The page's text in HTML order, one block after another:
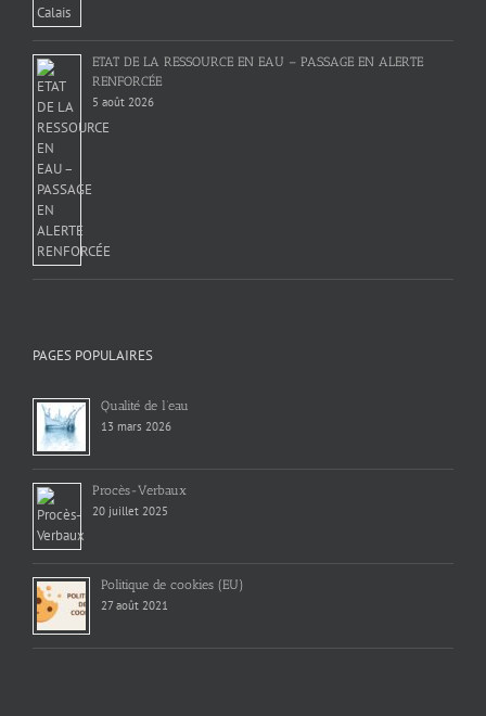
ETAT DE LA RESSOURCE EN EAU – PASSAGE EN ALERTE
RENFORCÉE
5 août 2026
PAGES POPULAIRES
Qualité de l’eau
13 mars 2026
Procès-Verbaux
20 juillet 2025
Politique de cookies (EU)
27 août 2021